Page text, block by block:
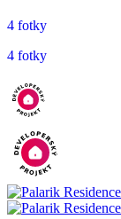
4 fotky
4 fotky